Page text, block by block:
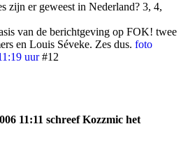
zijn er geweest in Nederland? 3, 4,
van de berichtgeving op FOK! twee
en Louis Séveke. Zes dus. foto
uur #12
11:11 schreef Kozzmic het